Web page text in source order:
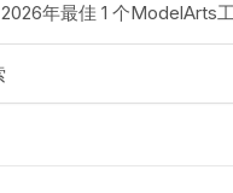
2026年最佳 1 个ModelArts